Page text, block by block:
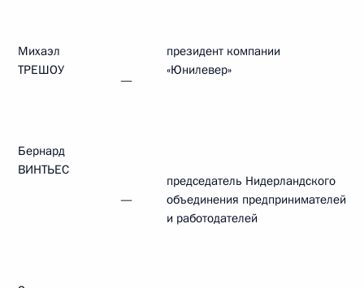
Михаэл
ТРЕШОУ
—
президент компании
«Юнилевер»
Бернард
ВИНТЬЕС
—
председатель Нидерландского
объединения предпринимателей
и работодателей